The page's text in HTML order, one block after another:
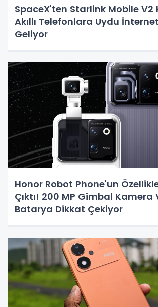
SpaceX'ten Starlink Mobile V2
Akıllı Telefonlara Uydu
Geliyor
Honor Robot Phone'un
Çıktı! 200 MP Gimbal Kamera
Batarya Dikkat Çekiyor